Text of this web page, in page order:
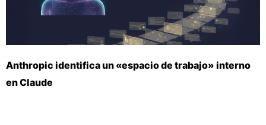
Anthropic identifica un «espacio de trabajo» interno
en Claude